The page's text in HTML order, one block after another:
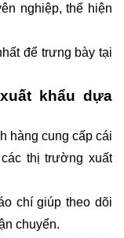
nghiệp, thể hiện
để trưng bày tại
khẩu dựa
hàng cung cấp cái
thị trường xuất
chí giúp theo dõi
chuyển.